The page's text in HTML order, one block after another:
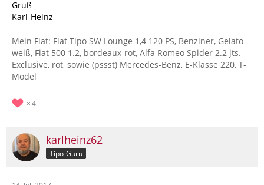
Gruß
Karl-Heinz
Mein Fiat: Fiat Tipo SW Lounge 1,4 120 PS, Benziner, Gelato
weiß, Fiat 500 1.2, bordeaux-rot, Alfa Romeo Spider 2.2 jts.
Exclusive, rot, sowie (pssst) Mercedes-Benz, E-Klasse 220, T-
Model
4
karlheinz62
Tipo-Guru